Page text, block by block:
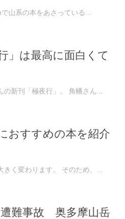
山系の本をあさっている...
」は最高に面白くて
新刊「極夜行」。 角幡さん...
おすすめの本を紹介
く変わります。 そのため、...
遭難事故 奥多摩山岳